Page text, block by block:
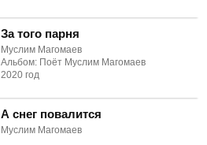
За того парня
Муслим Магомаев
Альбом: Поёт Муслим Магомаев
2020 год
А снег повалится
Муслим Магомаев